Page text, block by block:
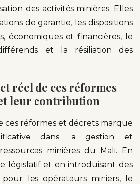
des activités minières. Elles
de garantie, les dispositions
économiques et financières, le
et la résiliation des
réel de ces réformes
leur contribution
ces réformes et décrets marque
dans la gestion et
minières du Mali. En
législatif et en introduisant des
pour les opérateurs miniers, le